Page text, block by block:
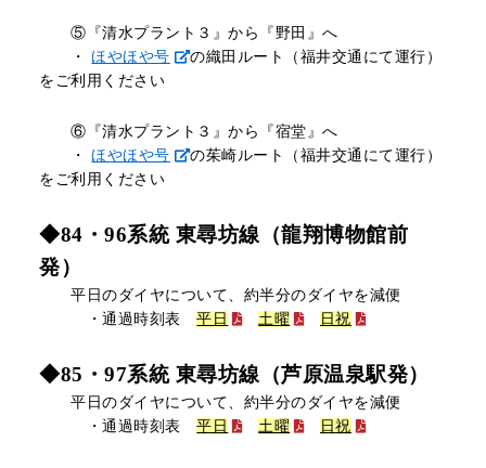
⑤『清水プラント３』から『野田』へ
・ほやほや号
の織田ルート（福井交通にて運行）
をご利用ください
⑥『清水プラント３』から『宿堂』へ
・ほやほや号
の茱崎ルート（福井交通にて運行）
をご利用ください
◆84・96系統 東尋坊線（龍翔博物館前
発）
平日のダイヤについて、約半分のダイヤを減便
・通過時刻表平日 土曜 日祝
◆85・97系統 東尋坊線（芦原温泉駅発）
平日のダイヤについて、約半分のダイヤを減便
・通過時刻表平日 土曜 日祝